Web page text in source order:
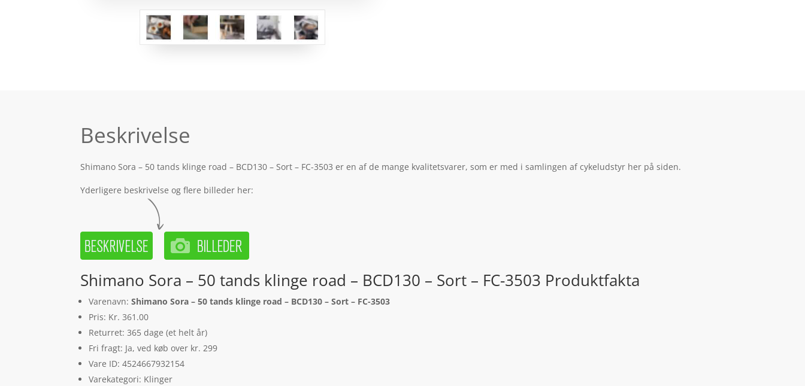
Beskrivelse
Shimano Sora – 50 tands klinge road – BCD130 – Sort – FC-3503 er en af de mange kvalitetsvarer, som er med i samlingen af cykeludstyr her på siden.
Yderligere beskrivelse og flere billeder her:
Shimano Sora – 50 tands klinge road – BCD130 – Sort – FC-3503 Produktfakta
Varenavn:Shimano Sora – 50 tands klinge road – BCD130 – Sort – FC-3503
Pris: Kr. 361.00
Returret: 365 dage (et helt år)
Fri fragt: Ja, ved køb over kr. 299
Vare ID: 4524667932154
Varekategori: Klinger